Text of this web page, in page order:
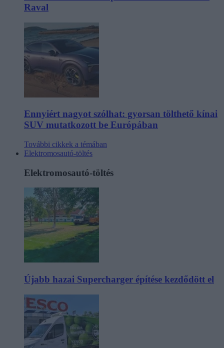
Raval
Ennyiért nagyot szólhat: gyorsan tölthető kínai
SUV mutatkozott be Európában
További cikkek a témában
Elektromosautó-töltés
Elektromosautó-töltés
Újabb hazai Supercharger építése kezdődött el